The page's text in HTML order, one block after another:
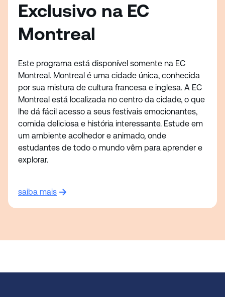
Exclusivo na EC
Montreal
Este programa está disponível somente na EC
Montreal. Montreal é uma cidade única, conhecida
por sua mistura de cultura francesa e inglesa. A EC
Montreal está localizada no centro da cidade, o que
lhe dá fácil acesso a seus festivais emocionantes,
comida deliciosa e história interessante. Estude em
um ambiente acolhedor e animado, onde
estudantes de todo o mundo vêm para aprender e
explorar.
saiba mais